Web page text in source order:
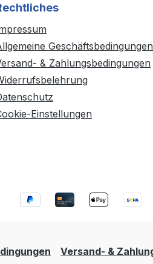
Geschäftsbedingungen
& Zahlungsbedingungen
Einstellungen
Versand- &